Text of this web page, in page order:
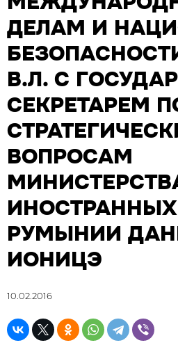
ДЕЛАМ И
В.Л. С
СЕКРЕТАРЕМ
ВОПРОСАМ
РУМЫНИИ
ИОНИЦЭ
10.02.2016